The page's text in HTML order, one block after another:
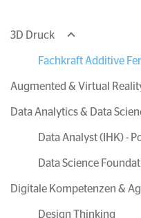
3D Druck
Fachkraft Additive
Augmented & Virtual
Data Analytics & Data
Data Analyst (IHK) -
Data Science
Digitale Kompetenzen &
Design Thinking